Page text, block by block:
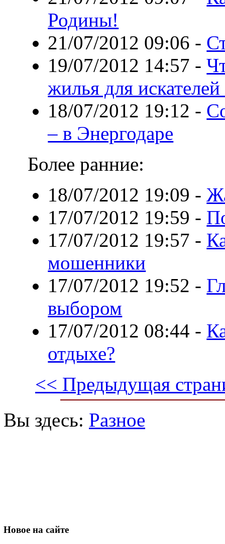
Родины!
21/07/2012 09:06 -
19/07/2012 14:57 -
жилья для
18/07/2012 19:12 -
– в Энергодаре
Более ранние:
18/07/2012 19:09 -
17/07/2012 19:59 -
17/07/2012 19:57 -
мошенники
17/07/2012 19:52 -
выбором
17/07/2012 08:44 -
отдыхе?
<< Предыдущая
Вы здесь: Разное
Новое на сайте